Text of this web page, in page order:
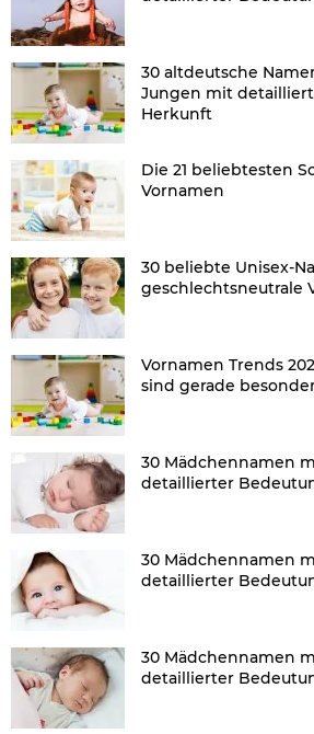
30 altdeutsche
Jungen mit
Herkunft
Die 21 beliebtesten
Vornamen
30 beliebte Unisex-
geschlechtsneutrale
Vornamen Trends
sind gerade
30 Mädchennamen
detaillierter
30 Mädchennamen
detaillierter
30 Mädchennamen
detaillierter